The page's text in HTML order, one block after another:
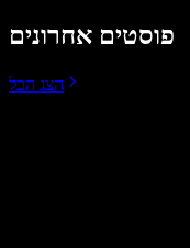
פוסטים אחרונים
הצג הכל